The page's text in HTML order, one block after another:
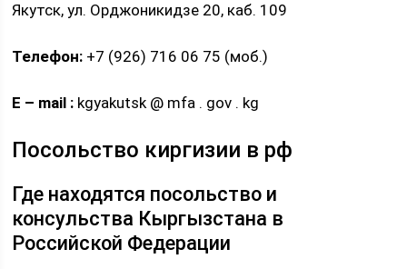
Якутск, ул. Орджоникидзе 20, каб. 109
Телефон: +7 (926) 716 06 75 (моб.)
E – mail : kgyakutsk @ mfa . gov . kg
Посольство киргизии в рф
Где находятся посольство и
консульства Кыргызстана в
Российской Федерации